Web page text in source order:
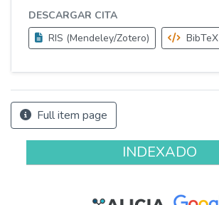
DESCARGAR CITA
RIS (Mendeley/Zotero)
BibTeX
Full item page
INDEXADO